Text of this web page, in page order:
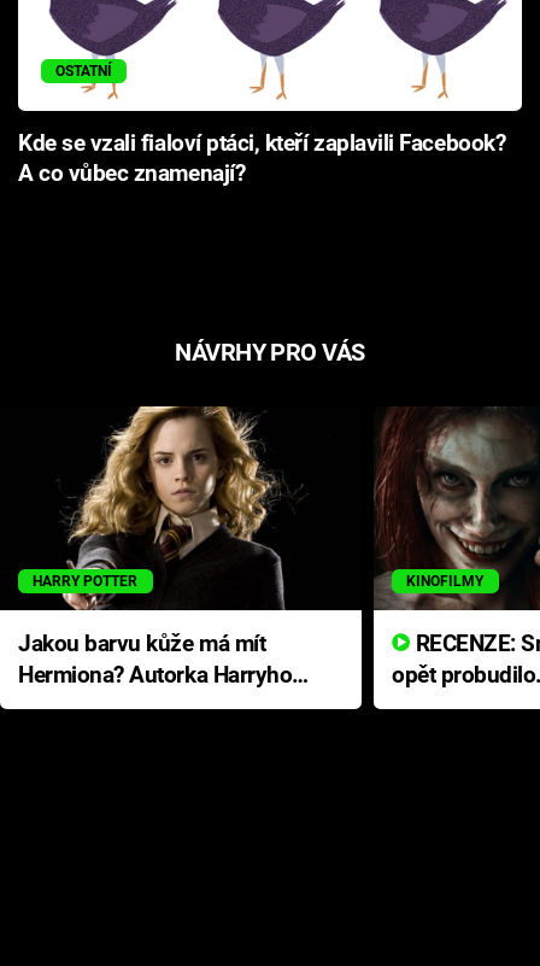
OSTATNÍ
Kde se vzali fialoví ptáci, kteří zaplavili Facebook?
A co vůbec znamenají?
NÁVRHY PRO VÁS
HARRY POTTER
Jakou barvu kůže má mít
Hermiona? Autorka Harryho
Pottera přišla s ráznou
KINOFILMY
opět
přichází s